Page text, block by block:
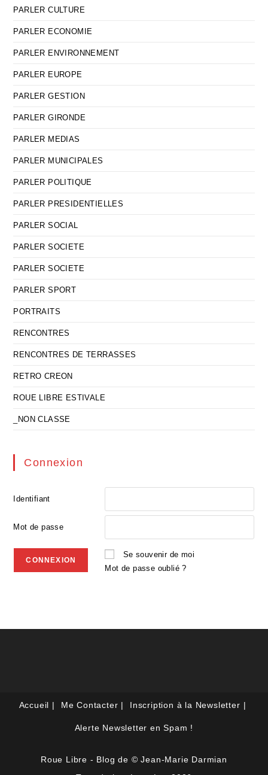
PARLER CULTURE
PARLER ECONOMIE
PARLER ENVIRONNEMENT
PARLER EUROPE
PARLER GESTION
PARLER GIRONDE
PARLER MEDIAS
PARLER MUNICIPALES
PARLER POLITIQUE
PARLER PRESIDENTIELLES
PARLER SOCIAL
PARLER SOCIETE
PARLER SOCIETE
PARLER SPORT
PORTRAITS
RENCONTRES
RENCONTRES DE TERRASSES
RETRO CREON
ROUE LIBRE ESTIVALE
_NON CLASSE
Connexion
Identifiant
Mot de passe
Se souvenir de moi
Mot de passe oublié ?
Accueil Me Contacter Inscription à la Newsletter
Alerte Newsletter en Spam !
Roue Libre - Blog de © Jean-Marie Darmian